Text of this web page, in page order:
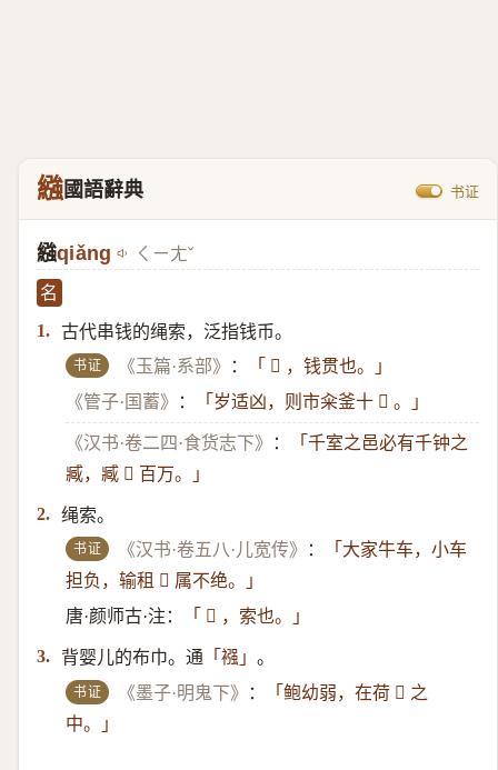
繈國語辭典 书证
繈qiǎng ㄑㄧㄤˇ
名
1. 古代串钱的绳索，泛指钱币。
书证 《玉篇·系部》 ：
「 𫄶 ，钱贯也。」
《管子·国蓄》
： 「岁适凶，则市籴釜十 𫄶 。」
《汉书·卷二四·食货志下》 ：
「千室之邑必有千钟之
臧，臧 𫄶 百万。」
2. 绳索。
书证 《汉书·卷五八·儿宽传》 ：
「大家牛车，小车
担负，输租 𫄶 属不绝。」
唐·颜师古·注：
「 𫄶 ，索也。」
3. 背婴儿的布巾。通 「襁」 。
书证 《墨子·明鬼下》 ：
「鲍幼弱，在荷 𫄶 之
中。」